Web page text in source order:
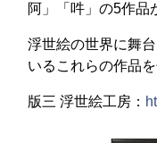
阿」「吽」の5作品
浮世絵の世界に舞
いるこれらの作品
版三 浮世絵工房：